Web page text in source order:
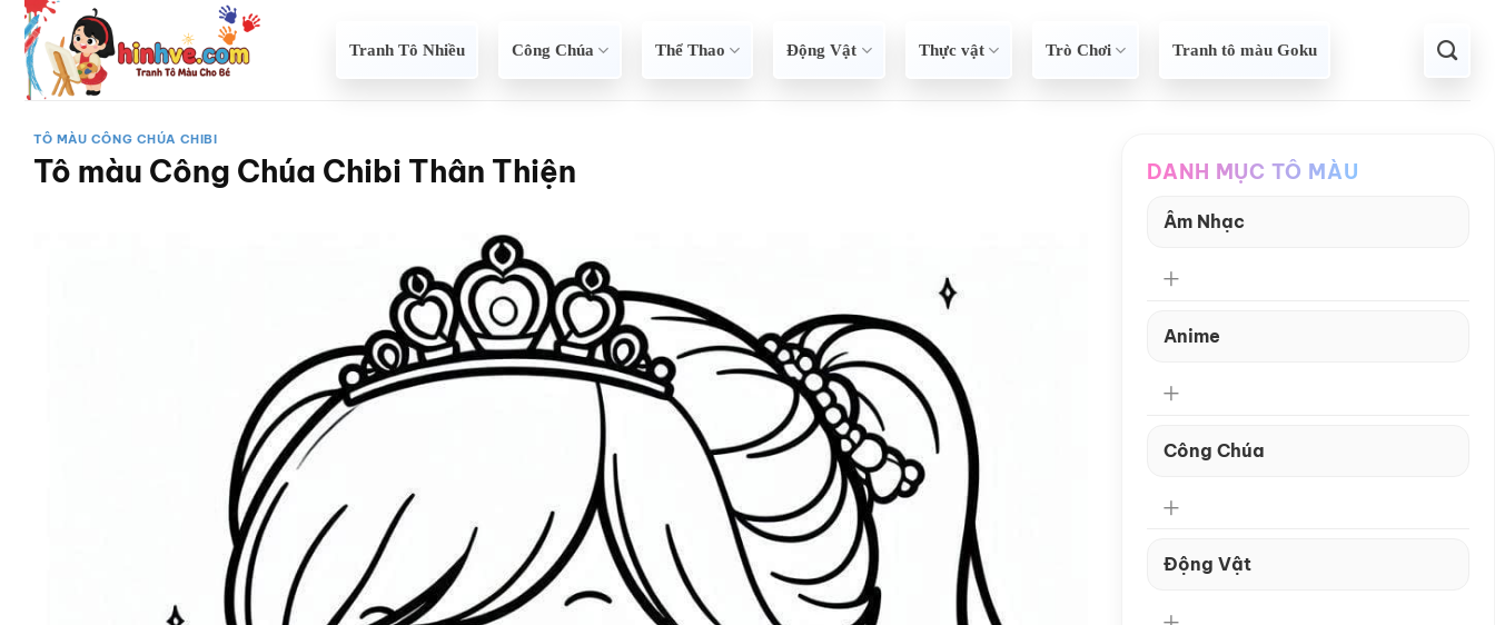
qua
dung
Tranh Tô Nhiều Công Chúa Thể Thao Động Vật Thực vật Trò Chơi Tranh tô màu Goku
TÔ MÀU CÔNG CHÚA CHIBI
Tô màu Công Chúa Chibi Thân Thiện DANH MỤC TÔ MÀU
Âm Nhạc
Anime
Công Chúa
Động Vật